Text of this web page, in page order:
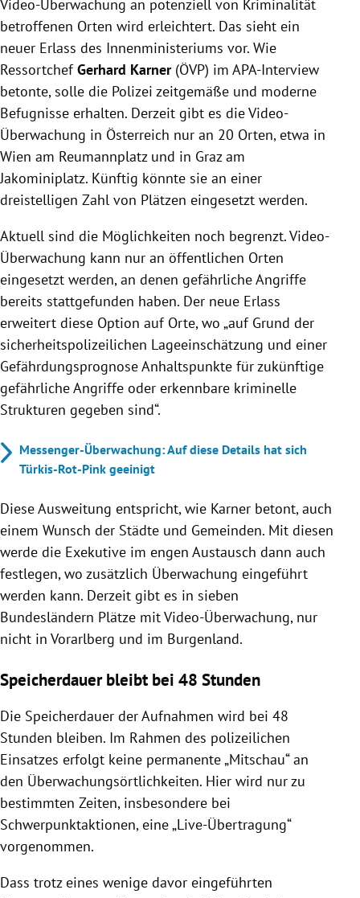
kriminalitätsgefährdeten Orten, künftig sind über
100 Standorte möglich.
Die Ausweitung der Messerverbote und weitere
Maßnahmen gegen Jugendkriminalität sind
geplant, Verschärfungen im Waffengesetz sollen mit
Sorgfalt erfolgen.
Die FPÖ warnt vor Überwachungsexzessen,
während der Gemeindebund die Maßnahmen als
wichtigen Schritt gegen Straftaten begrüßt.
Video-Überwachung an potenziell von Kriminalität
betroffenen Orten wird erleichtert. Das sieht ein
neuer Erlass des Innenministeriums vor. Wie
RessortchefGerhard Karner (ÖVP) im APA-Interview
betonte, solle die Polizei zeitgemäße und moderne
Befugnisse erhalten. Derzeit gibt es die Video-
Überwachung in Österreich nur an 20 Orten, etwa in
Wien am Reumannplatz und in Graz am
Jakominiplatz. Künftig könnte sie an einer
dreistelligen Zahl von Plätzen eingesetzt werden.
Aktuell sind die Möglichkeiten noch begrenzt. Video-
Überwachung kann nur an öffentlichen Orten
eingesetzt werden, an denen gefährliche Angriffe
bereits stattgefunden haben. Der neue Erlass
erweitert diese Option auf Orte, wo „auf Grund der
sicherheitspolizeilichen Lageeinschätzung und einer
Gefährdungsprognose Anhaltspunkte für zukünftige
gefährliche Angriffe oder erkennbare kriminelle
Strukturen gegeben sind“.
Messenger-Überwachung: Auf diese Details hat sich
Türkis-Rot-Pink geeinigt
Diese Ausweitung entspricht, wie Karner betont, auch
einem Wunsch der Städte und Gemeinden. Mit diesen
werde die Exekutive im engen Austausch dann auch
festlegen, wo zusätzlich Überwachung eingeführt
werden kann. Derzeit gibt es in sieben
Bundesländern Plätze mit Video-Überwachung, nur
nicht in Vorarlberg und im Burgenland.
Speicherdauer bleibt bei 48 Stunden
Die Speicherdauer der Aufnahmen wird bei 48
Stunden bleiben. Im Rahmen des polizeilichen
Einsatzes erfolgt keine permanente „Mitschau“ an
den Überwachungsörtlichkeiten. Hier wird nur zu
bestimmten Zeiten, insbesondere bei
Schwerpunktaktionen, eine „Live-Übertragung“
vorgenommen.
Dass trotz eines wenige davor eingeführten